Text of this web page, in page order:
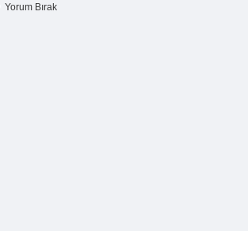
Yorum Bırak